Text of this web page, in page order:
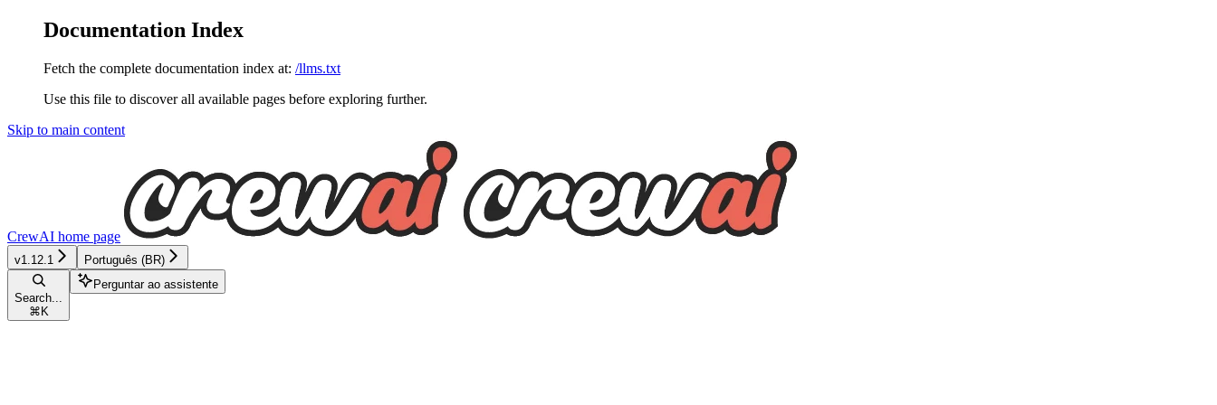
Documentation Index
Fetch the complete documentation index at: /llms.txt
Use this file to discover all available pages before exploring further.
Skip to main content
CrewAI home page
v1.12.1 Português (BR)
Search...
⌘ K
Perguntar ao assistente